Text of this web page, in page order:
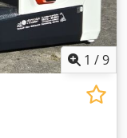
1 /9